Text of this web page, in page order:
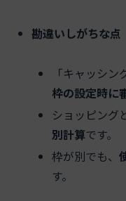
勘違いしがちな点
「キャッシ
枠の設定時に
ショッピング
別計算です。
枠が別でも、
す。